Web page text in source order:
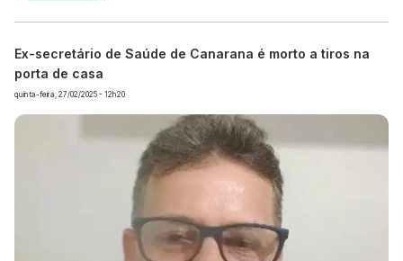
Ex-secretário de Saúde de Canarana é morto a tiros na
porta de casa
quinta-feira, 27/02/2025 - 12h20